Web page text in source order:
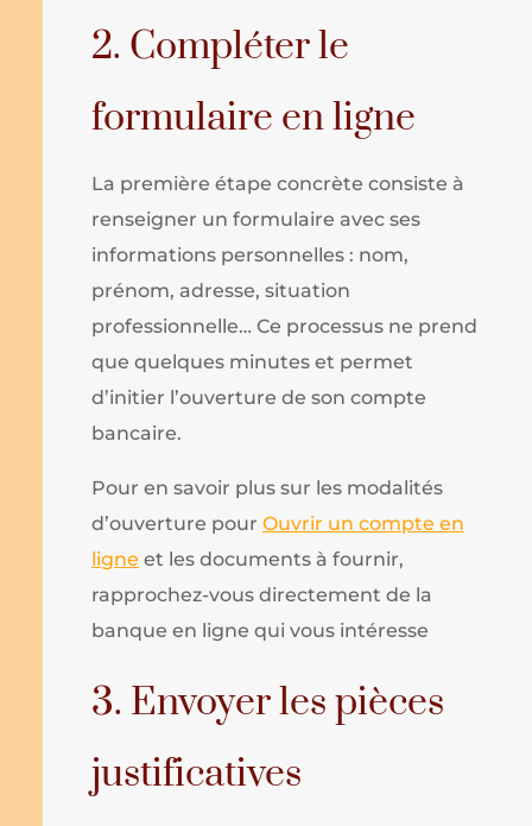
2. Compléter le
formulaire en ligne
La première étape concrète consiste à
renseigner un formulaire avec ses
informations personnelles : nom,
prénom, adresse, situation
professionnelle… Ce processus ne prend
que quelques minutes et permet
d’initier l’ouverture de son compte
bancaire.
Pour en savoir plus sur les modalités
d’ouverture pourOuvrir un compte en
ligne et les documents à fournir,
rapprochez-vous directement de la
banque en ligne qui vous intéresse
3. Envoyer les pièces
justificatives